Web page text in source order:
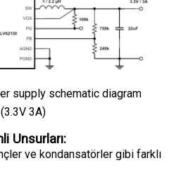
supply schematic diagram
(3.3V 3A)
Unsurları:
ve kondansatörler gibi farklı